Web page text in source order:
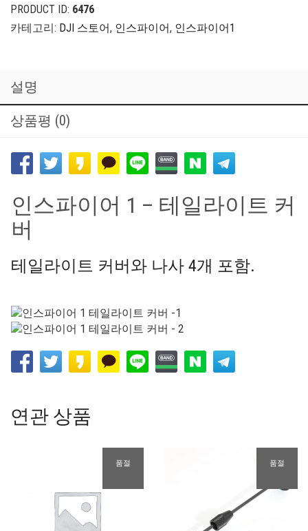
PRODUCT ID: 6476
카테고리: DJI 스토어, 인스파이어, 인스파이어1
설명
상품평 (0)
인스파이어 1 – 테일라이트 커
버
테일라이트 커버와 나사 4개 포함.
연관 상품
품절 품절